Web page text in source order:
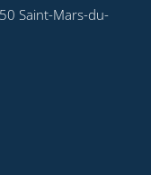
Saint-Mars-du-